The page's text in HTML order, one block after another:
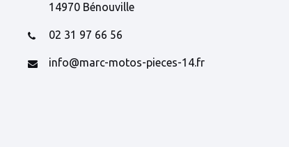
14970 Bénouville
02 31 97 66 56
info@marc-motos-pieces-14.fr